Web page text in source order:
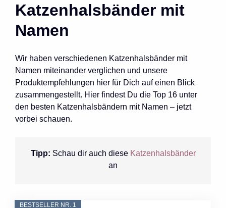
Katzenhalsbänder mit
Namen
Wir haben verschiedenen Katzenhalsbänder mit
Namen miteinander verglichen und unsere
Produktempfehlungen hier für Dich auf einen Blick
zusammengestellt. Hier findest Du die Top 16 unter
den besten Katzenhalsbändern mit Namen – jetzt
vorbei schauen.
Tipp: Schau dir auch diese Katzenhalsbänder
an
BESTSELLER NR. 1